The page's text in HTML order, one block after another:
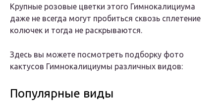
Крупные розовые цветки этого Гимнокалициума
даже не всегда могут пробиться сквозь сплетение
колючек и тогда не раскрываются.
Здесь вы можете посмотреть подборку фото
кактусов Гимнокалициумы различных видов:
Популярные виды